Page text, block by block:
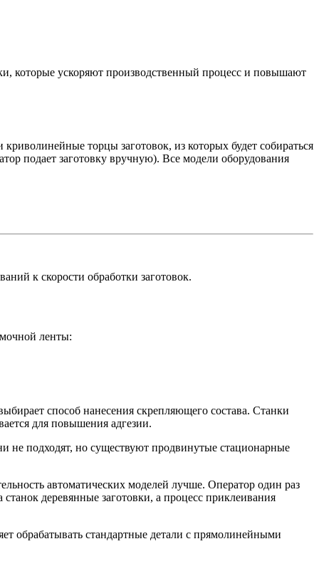
которые ускоряют производственный процесс и повышают
торцы заготовок, из которых будет собираться
подает заготовку вручную). Все модели оборудования
к скорости обработки заготовок.
ленты:
способ нанесения скрепляющего состава. Станки
для повышения адгезии.
не подходят, но существуют продвинутые стационарные
автоматических моделей лучше. Оператор один раз
деревянные заготовки, а процесс приклеивания
обрабатывать стандартные детали с прямолинейными